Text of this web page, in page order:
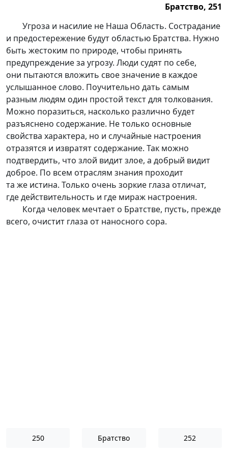
Братство, 251
Братство, 251.
Угроза и насилие не Наша Область. Сострадание
и предостережение будут областью Братства. Нужно
быть жестоким по природе, чтобы принять
предупреждение за угрозу. Люди судят по себе,
они пытаются вложить свое значение в каждое
услышанное слово. Поучительно дать самым
разным людям один простой текст для толкования.
Можно поразиться, насколько различно будет
разъяснено содержание. Не только основные
свойства характера, но и случайные настроения
отразятся и извратят содержание. Так можно
подтвердить, что злой видит злое, а добрый видит
доброе. По всем отраслям знания проходит
та же истина. Только очень зоркие глаза отличат,
где действительность и где мираж настроения.
Когда человек мечтает о Братстве, пусть, прежде
всего, очистит глаза от наносного сора.
250 Братство 252